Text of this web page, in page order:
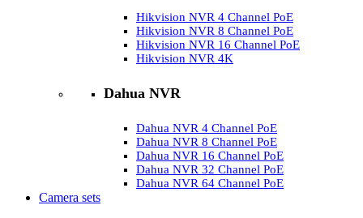
Hikvision NVR 4 Channel PoE
Hikvision NVR 8 Channel PoE
Hikvision NVR 16 Channel PoE
Hikvision NVR 4K
Dahua NVR
Dahua NVR 4 Channel PoE
Dahua NVR 8 Channel PoE
Dahua NVR 16 Channel PoE
Dahua NVR 32 Channel PoE
Dahua NVR 64 Channel PoE
Camera sets